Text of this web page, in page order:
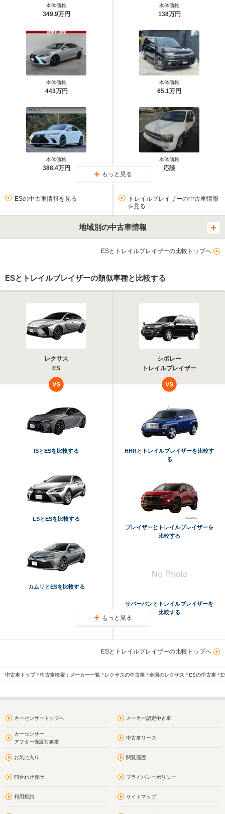
本体価格
349.9万円
本体価格
443万円
本体価格
388.4万円
本体価格
138万円
本体価格
65.1万円
本体価格
応談
もっと見る
ESの中古車情報を見る
トレイルブレイザーの中古車情報
を見る
地域別の中古車情報
ESとトレイルブレイザーの比較トップへ
ESとトレイルブレイザーの類似車種と比較する
レクサス
ES
シボレー
トレイルブレイザー
ISとESを比較する
LSとESを比較する
カムリとESを比較する
HHRとトレイルブレイザーを比較す
る
ブレイザーとトレイルブレイザーを
比較する
サバーバンとトレイルブレイザーを
比較する
もっと見る
ESとトレイルブレイザーの比較トップへ
中古車トップ 中古車検索：メーカー一覧 レクサスの中古車 全国のレクサス ESの中古車
カーセンサートップへ メーカー認定中古車
カーセンサー
アフター保証対象車
中古車リース
お気に入り 閲覧履歴
問合わせ履歴 プライバシーポリシー
利用規約 サイトマップ